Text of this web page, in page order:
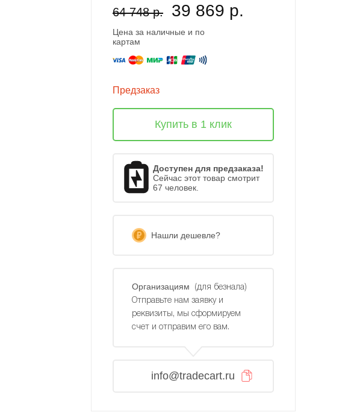
64 748 р. 39 869 р.
Цена за наличные и по
картам
Предзаказ
Купить в 1 клик
Доступен для предзаказа!
Сейчас этот товар смотрит
67 человек.
Нашли дешевле?
Организациям
(для безнала)
Отправьте нам заявку и
реквизиты, мы сформируем
счет и отправим его вам.
info@tradecart.ru